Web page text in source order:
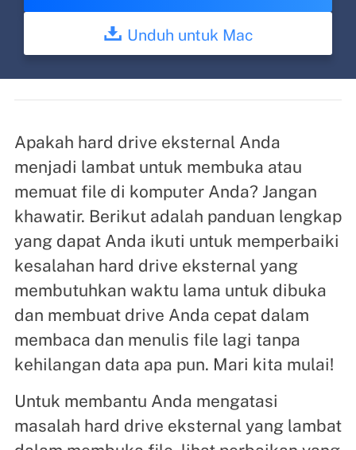
Unduh untuk Mac
Apakah hard drive eksternal Anda
menjadi lambat untuk membuka atau
memuat file di komputer Anda? Jangan
khawatir. Berikut adalah panduan lengkap
yang dapat Anda ikuti untuk memperbaiki
kesalahan hard drive eksternal yang
membutuhkan waktu lama untuk dibuka
dan membuat drive Anda cepat dalam
membaca dan menulis file lagi tanpa
kehilangan data apa pun. Mari kita mulai!
Untuk membantu Anda mengatasi
masalah hard drive eksternal yang lambat